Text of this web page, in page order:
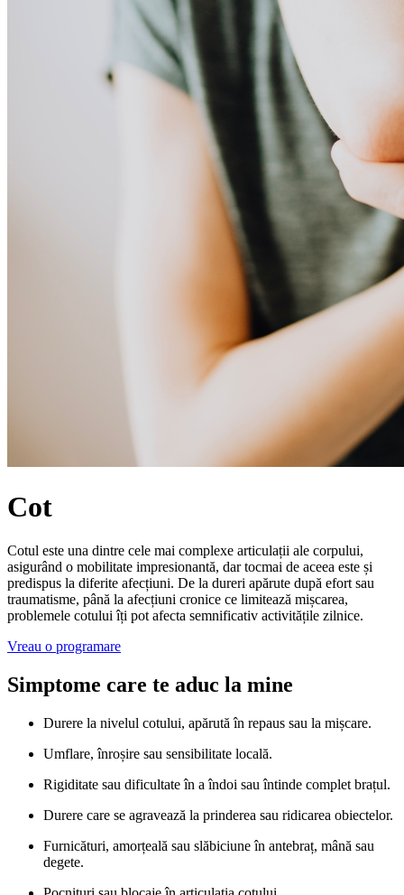
Cot
Cotul este una dintre cele mai complexe articulații ale corpului,
asigurând o mobilitate impresionantă, dar tocmai de aceea este și
predispus la diferite afecțiuni. De la dureri apărute după efort sau
traumatisme, până la afecțiuni cronice ce limitează mișcarea,
problemele cotului îți pot afecta semnificativ activitățile zilnice.
Vreau o programare
Simptome care te aduc la mine
Durere la nivelul cotului, apărută în repaus sau la mișcare.
Umflare, înroșire sau sensibilitate locală.
Rigiditate sau dificultate în a îndoi sau întinde complet brațul.
Durere care se agravează la prinderea sau ridicarea obiectelor.
Furnicături, amorțeală sau slăbiciune în antebraț, mână sau
degete.